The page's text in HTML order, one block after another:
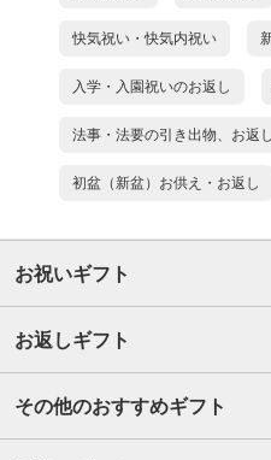
快気祝い・快気内祝い
入学・入園祝いのお返し
法事・法要の引き出物、お返し
初盆（新盆）お供え・お返し
お祝いギフト
お返しギフト
その他のおすすめギフト